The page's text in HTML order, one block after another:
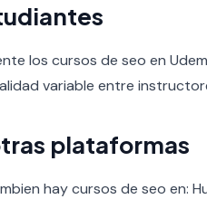
los cursos de seo en
variable entre
plataformas
hay cursos de seo en: